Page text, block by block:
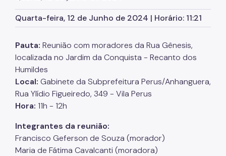
SP Mais Fácil
Cata-Bagulho
CADES/PR
Programa de Metas
Notícias
Quarta-feira, 12 de Junho de 2024 | Horário: 11:21
Pauta: Reunião com moradores da Rua Gênesis,
localizada no Jardim da Conquista - Recanto dos
Humildes
Local: Gabinete da Subprefeitura Perus/Anhanguera,
Rua Ylídio Figueiredo, 349 - Vila Perus
Hora: 11h - 12h
Integrantes da reunião:
Francisco Geferson de Souza (morador)
Maria de Fátima Cavalcanti (moradora)